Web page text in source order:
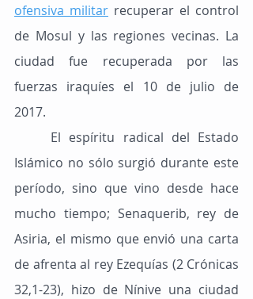
ofensiva militar recuperar el control
de Mosul y las regiones vecinas. La
ciudad fue recuperada por las
fuerzas iraquíes el 10 de julio de
2017.
Islámico no sólo surgió durante este
período, sino que vino desde hace
mucho tiempo; Senaquerib, rey de
Asiria, el mismo que envió una carta
de afrenta al rey Ezequías (2 Crónicas
32,1-23), hizo de Nínive una ciudad